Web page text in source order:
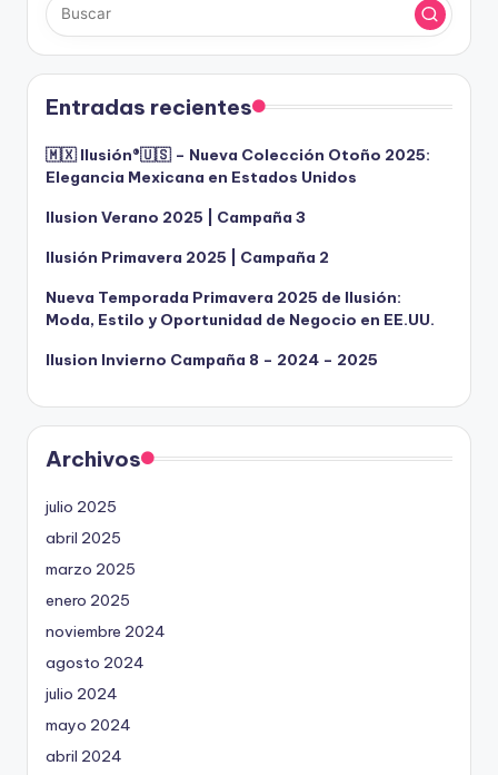
Entradas recientes
🇲🇽 Ilusión®️🇺🇸 – Nueva Colección Otoño 2025:
Elegancia Mexicana en Estados Unidos
Ilusion Verano 2025 | Campaña 3
Ilusión Primavera 2025 | Campaña 2
Nueva Temporada Primavera 2025 de Ilusión:
Moda, Estilo y Oportunidad de Negocio en EE.UU.
Ilusion Invierno Campaña 8 – 2024 – 2025
Archivos
julio 2025
abril 2025
marzo 2025
enero 2025
noviembre 2024
agosto 2024
julio 2024
mayo 2024
abril 2024